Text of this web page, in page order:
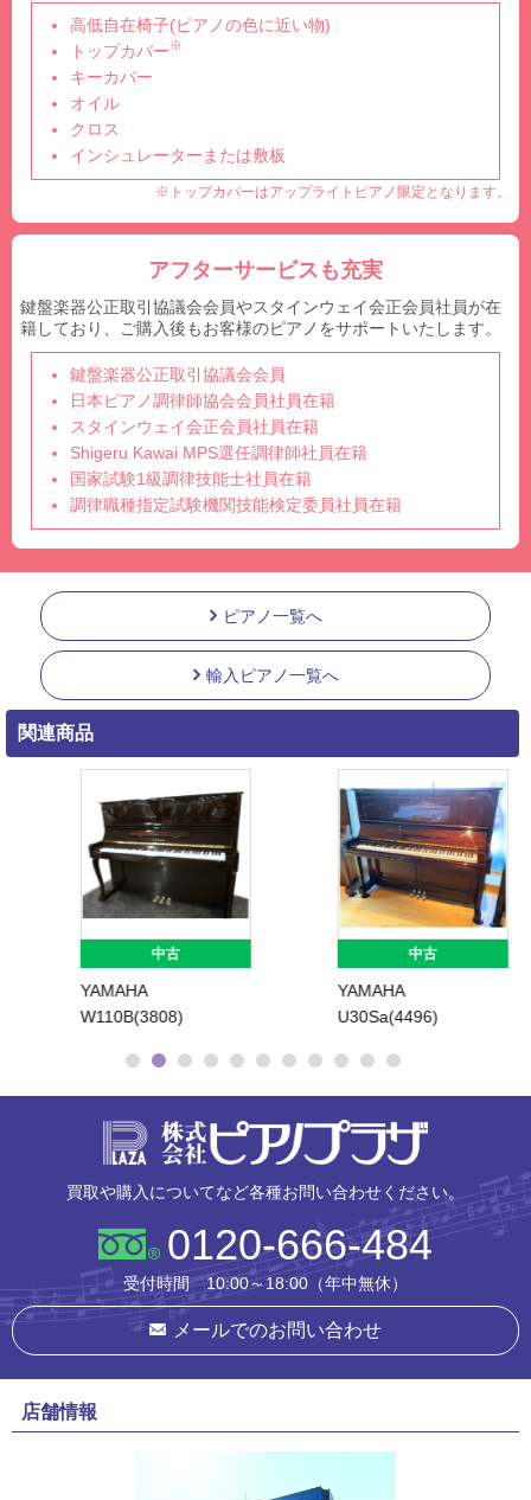
高低自在椅子(ピアノの色に近い物)
トップカバー※
キーカバー
オイル
クロス
インシュレーターまたは敷板
※トップカバーはアップライトピアノ限定となります。
アフターサービスも充実
鍵盤楽器公正取引協議会会員やスタインウェイ会正会員社員が在
籍しており、ご購入後もお客様のピアノをサポートいたします。
鍵盤楽器公正取引協議会会員
日本ピアノ調律師協会会員社員在籍
スタインウェイ会正会員社員在籍
Shigeru Kawai MPS選任調律師社員在籍
国家試験1級調律技能士社員在籍
調律職種指定試験機関技能検定委員社員在籍
ピアノ一覧へ
輸入ピアノ一覧へ
関連商品
YAMAHA
W110B(3808)
YAMAHA
U30Sa(4496)
買取や購入についてなど各種お問い合わせください。
0120-666-484
受付時間 10:00～18:00（年中無休）
メールでのお問い合わせ
店舗情報